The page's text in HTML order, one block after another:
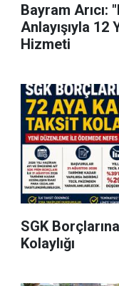
Bayram Arıcı:
Anlayışıyla 12
Hizmeti
SGK
Kolaylığı